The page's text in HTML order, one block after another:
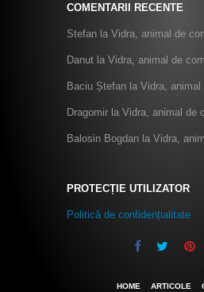
COMENTARII RECENTE
Stefan la Vidra, animal de
Danut la Vidra, animal de
Baciu Ștefan la Vidra, animal
Dragomir la Vidra, animal de
Balosin Bogdan la Vidra,
PROTECȚIE UTILIZATOR
Politică de confidențialitate
HOME ARTICOLE